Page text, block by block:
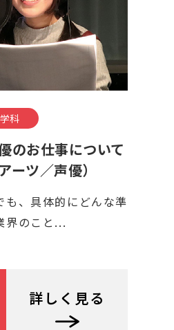
科
のお仕事について
ーツ／声優）
も、具体的にどんな準
界のこと...
詳しく見る